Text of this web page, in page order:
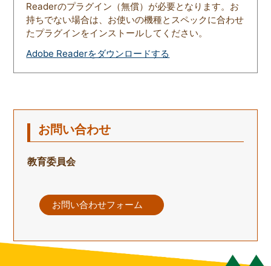
Readerのプラグイン（無償）が必要となります。お
持ちでない場合は、お使いの機種とスペックに合わせ
たプラグインをインストールしてください。
Adobe Readerをダウンロードする
お問い合わせ
教育委員会
お問い合わせフォーム